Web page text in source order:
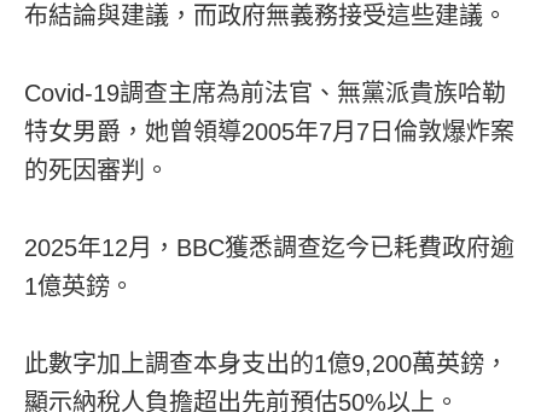
布結論與建議，而政府無義務接受這些建議。
Covid-19調查主席為前法官、無黨派貴族哈勒
特女男爵，她曾領導2005年7月7日倫敦爆炸案
的死因審判。
2025年12月，BBC獲悉調查迄今已耗費政府逾
1億英鎊。
此數字加上調查本身支出的1億9,200萬英鎊，
顯示納稅人負擔超出先前預估50%以上。